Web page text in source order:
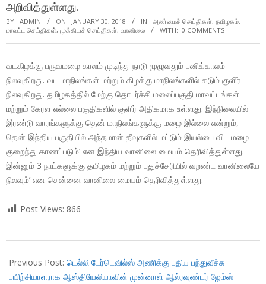
அறிவித்துள்ளது.
BY: ADMIN ON: JANUARY 30, 2018 IN: அண்மைச் செய்திகள், தமிழகம்,
மாவட்ட செய்திகள், முக்கியச் செய்திகள், வானிலை WITH: 0 COMMENTS
வடகிழக்கு பருவமழை காலம் முடிந்து நாடு முழுவதும் பனிக்காலம்
நிலவுகிறது. வட மாநிலங்கள் மற்றும் கிழக்கு மாநிலங்களில் கடும் குளிர்
நிலவுகிறது. தமிழகத்தில் மேற்கு தொடர்ச்சி மலைப்பகுதி மாவட்டங்கள்
மற்றும் கேரள எல்லை பகுதிகளில் குளிர் அதிகமாக உள்ளது. இந்நிலையில்
இரண்டு வாரங்களுக்கு தென் மாநிலங்களுக்கு மழை இல்லை என்றும்,
தென் இந்திய பகுதியில் அந்தமான் தீவுகளில் மட்டும் இயல்பை விட மழை
குறைந்து காணப்படும்’ என இந்திய வானிலை மையம் தெரிவித்துள்ளது.
இன்னும் 3 நாட்களுக்கு தமிழகம் மற்றும் புதுச்சேரியில் வறண்ட வானிலையே
நிலவும்’ என சென்னை வானிலை மையம் தெரிவித்துள்ளது.
Post Views: 866
01-
30
Previous Post: டெல்லி டேர்டெவில்ஸ் அணிக்கு புதிய பந்துவீச்சு
பயிற்சியாளராக ஆஸ்தியேலியாவின் முன்னாள் ஆல்ரவுண்டர் ஜேம்ஸ்